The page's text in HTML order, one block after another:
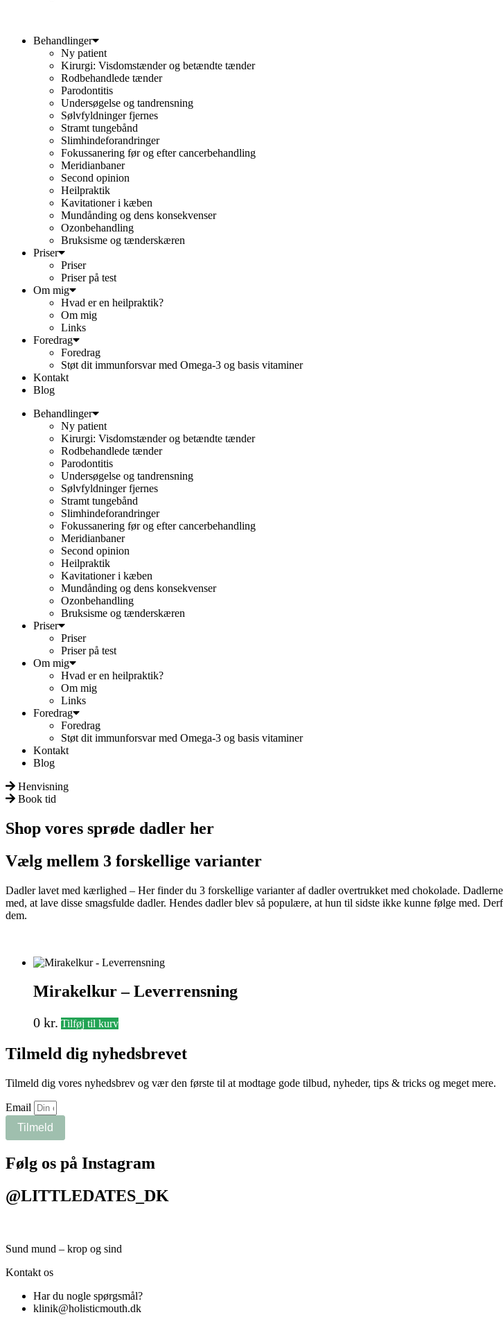
Behandlinger
Ny patient
Kirurgi: Visdomstænder og betændte tænder
Rodbehandlede tænder
Parodontitis
Undersøgelse og tandrensning
Sølvfyldninger fjernes
Stramt tungebånd
Slimhindeforandringer
Fokussanering før og efter cancerbehandling
Meridianbaner
Second opinion
Heilpraktik
Kavitationer i kæben
Mundånding og dens konsekvenser
Ozonbehandling
Bruksisme og tænderskæren
Priser
Priser
Priser på test
Om mig
Hvad er en heilpraktik?
Om mig
Links
Foredrag
Foredrag
Støt dit immunforsvar med Omega-3 og basis vitaminer
Kontakt
Blog
Behandlinger
Ny patient
Kirurgi: Visdomstænder og betændte tænder
Rodbehandlede tænder
Parodontitis
Undersøgelse og tandrensning
Sølvfyldninger fjernes
Stramt tungebånd
Slimhindeforandringer
Fokussanering før og efter cancerbehandling
Meridianbaner
Second opinion
Heilpraktik
Kavitationer i kæben
Mundånding og dens konsekvenser
Ozonbehandling
Bruksisme og tænderskæren
Priser
Priser
Priser på test
Om mig
Hvad er en heilpraktik?
Om mig
Links
Foredrag
Foredrag
Støt dit immunforsvar med Omega-3 og basis vitaminer
Kontakt
Blog
Henvisning
Book tid
Shop vores sprøde dadler her
Vælg mellem 3 forskellige varianter
Dadler lavet med kærlighed – Her finder du 3 forskellige varianter af dadler overtrukket med chokolade.
med, at lave disse smagsfulde dadler. Hendes dadler blev så populære, at hun til sidste ikke kunne følge med.
dem.
Mirakelkur – Leverrensning
0 kr. Tilføj til kurv
Tilmeld dig nyhedsbrevet
Tilmeld dig vores nyhedsbrev og vær den første til at modtage gode tilbud, nyheder, tips & tricks og meget mere.
Email
Tilmeld
Følg os på Instagram
@LITTLEDATES_DK
Sund mund – krop og sind
Kontakt os
Har du nogle spørgsmål?
klinik@holisticmouth.dk